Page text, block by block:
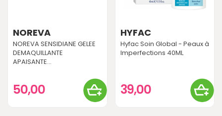
NOREVA
NOREVA SENSIDIANE GELEE
DEMAQUILLANTE
APAISANTE...
50,00
HYFAC
Hyfac Soin Global - Peaux à
Imperfections 40ML
39,00